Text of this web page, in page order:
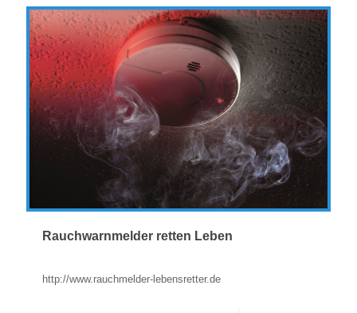
Rauchwarnmelder retten Leben
http://www.rauchmelder-lebensretter.de